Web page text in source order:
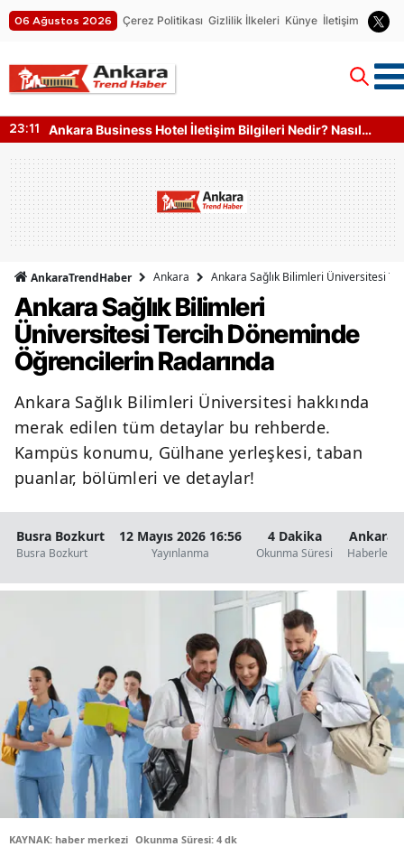
06 Ağustos 2026 Çerez Politikası Gizlilik İlkeleri Künye İletişim
15:10 Ankara SUP Board Satan Yerler Nerede? Kano
AnkaraTrendHaber Ankara Ankara Sağlık Bilimleri Üniversitesi
Ankara Sağlık Bilimleri
Üniversitesi Tercih Döneminde
Öğrencilerin Radarında
Ankara Sağlık Bilimleri Üniversitesi hakkında
merak edilen tüm detaylar bu rehberde.
Kampüs konumu, Gülhane yerleşkesi, taban
puanlar, bölümleri ve detaylar!
Busra Bozkurt
Busra Bozkurt
12 Mayıs 2026 16:56
Yayınlanma
4 Dakika
Okunma Süresi
Ankara
Haberleri
KAYNAK: haber merkezi Okunma Süresi: 4 dk